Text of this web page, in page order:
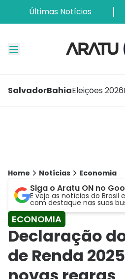
Últimas Notícias
SalvadorBahiaEleições 2026
Home Notícias Economia
Siga o Aratu ON no
E veja as notícias do Brasil
com destaque nas suas
ECONOMIA
Declaração
de Renda